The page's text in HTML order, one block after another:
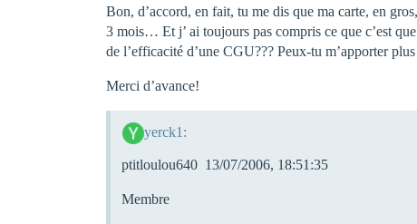
Bon, d’accord, en fait, tu me dis que ma carte, en
3 mois… Et j’ ai toujours pas compris ce que c’est
de l’efficacité d’une CGU??? Peux-tu m’apporter
Merci d’avance!
yerck1:
ptitloulou640 13/07/2006, 18:51:35
Membre